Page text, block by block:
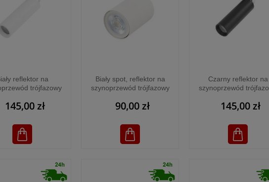
reflektor na
trójfazowy
145,00 zł
Biały spot, reflektor na
szynoprzewód trójfazowy
- 4849
90,00 zł
Czarny reflektor na
szynoprzewód
145,00 zł